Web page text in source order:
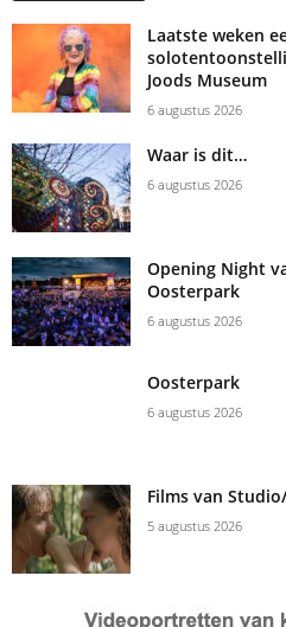
Laatste weken
Joods Museum
6 augustus 2026
Waar is dit…
6 augustus 2026
Opening Night
Oosterpark
6 augustus 2026
Oosterpark
6 augustus 2026
Films van
5 augustus 2026